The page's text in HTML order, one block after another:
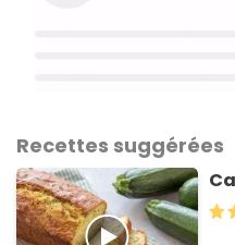
Recettes suggérées